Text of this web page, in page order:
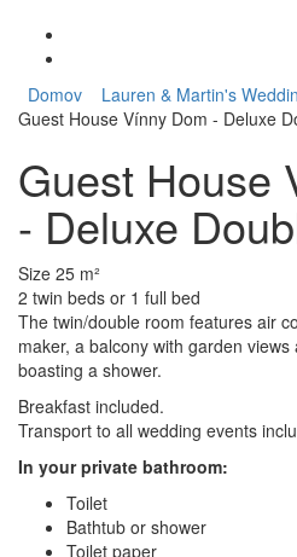
Domov Lauren & Martin's
Guest House Vínny Dom - Deluxe
Guest House
- Deluxe
Size 25 m²
2 twin beds or 1 full bed
The twin/double room features air
maker, a balcony with garden
boasting a shower.
Breakfast included.
Transport to all wedding events
In your private bathroom:
Toilet
Bathtub or shower
Toilet paper